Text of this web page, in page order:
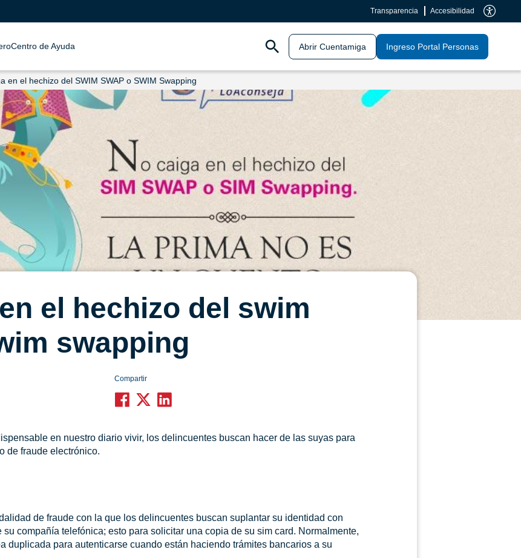
Transparencia Accesibilidad
Centro de Ayuda Abrir Cuentamiga Ingreso Portal Personas
en el hechizo del SWIM SWAP o SWIM Swapping
el hechizo del swim
swapping
Compartir
en nuestro diario vivir, los delincuentes buscan hacer de las suyas para
de fraude electrónico.
de fraude con la que los delincuentes buscan suplantar su identidad con
compañía telefónica; esto para solicitar una copia de su sim card. Normalmente,
duplicada para autenticarse cuando están haciendo trámites bancarios a su